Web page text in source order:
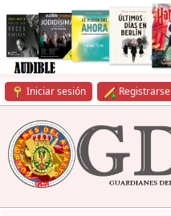
Iniciar sesión Registrarse